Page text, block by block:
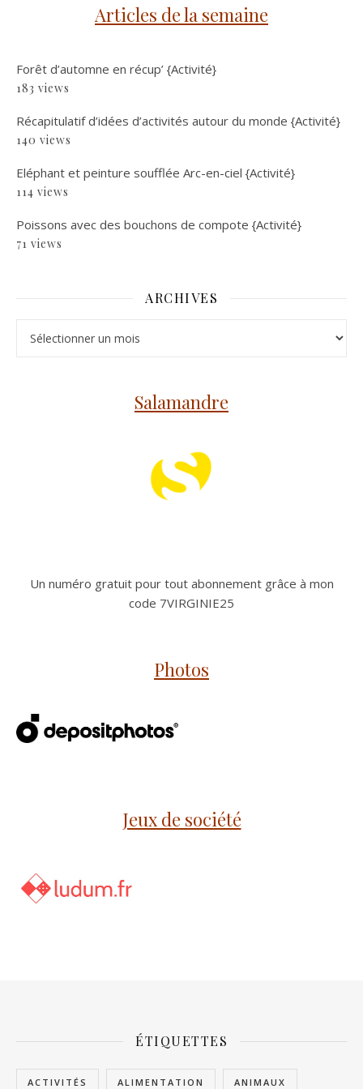
Articles de la semaine
Forêt d’automne en récup’ {Activité}
183 views
Récapitulatif d’idées d’activités autour du monde {Activité}
140 views
Eléphant et peinture soufflée Arc-en-ciel {Activité}
114 views
Poissons avec des bouchons de compote {Activité}
71 views
ARCHIVES
Salamandre
Un numéro gratuit pour tout abonnement grâce à mon
code 7VIRGINIE25
Photos
Jeux de société
ÉTIQUETTES
ACTIVITÉS ALIMENTATION ANIMAUX